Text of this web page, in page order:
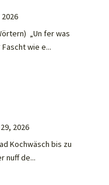
2026
„Un fer was
wie e...
2026
Kochwäsch bis zu
nuff de...